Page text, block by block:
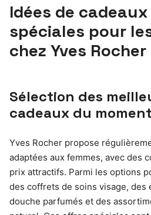
Idées de
spéciales pour
chez Yves Rocher
Sélection des
cadeaux du moment
Yves Rocher propose
adaptées aux femmes, avec des
prix attractifs. Parmi les options
des coffrets de soins visage, des
douche parfumés et des